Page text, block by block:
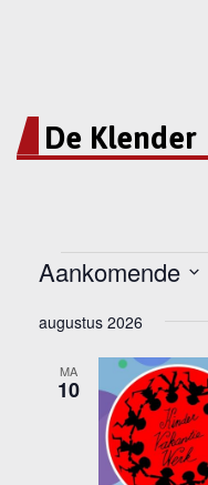
De Klender